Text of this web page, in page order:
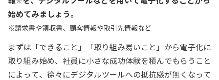
始めてみましょう。
※請求書や領収書、顧客情報や取引先情報など
まずは「できること」「取り組み易いこと」から電子化に
取り組み始め、社員に小さな成功体験を積んでもらうこと
によって、徐々にデジタルツールへの抵抗感が無くなって